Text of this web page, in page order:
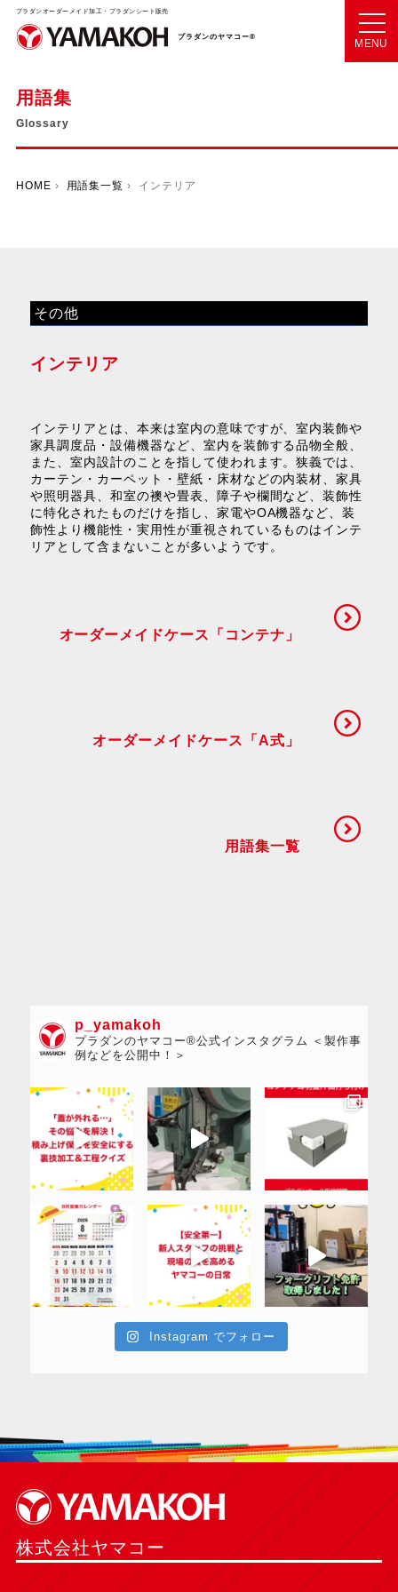
プラダンオーダーメイド加工・プラダンシート販売
プラダンのヤマコー®
MENU
用語集
Glossary
HOME › 用語集一覧 › インテリア
その他
インテリア
インテリアとは、本来は室内の意味ですが、室内装飾や
家具調度品・設備機器など、室内を装飾する品物全般、
また、室内設計のことを指して使われます。狭義では、
カーテン・カーペット・壁紙・床材などの内装材、家具
や照明器具、和室の襖や畳表、障子や欄間など、装飾性
に特化されたものだけを指し、家電やOA機器など、装
飾性より機能性・実用性が重視されているものはインテ
リアとして含まないことが多いようです。
オーダーメイドケース「コンテナ」
オーダーメイドケース「A式」
用語集一覧
p_yamakoh
プラダンのヤマコー®公式インスタグラム ＜製作事
例などを公開中！＞
Instagram でフォロー
株式会社ヤマコー